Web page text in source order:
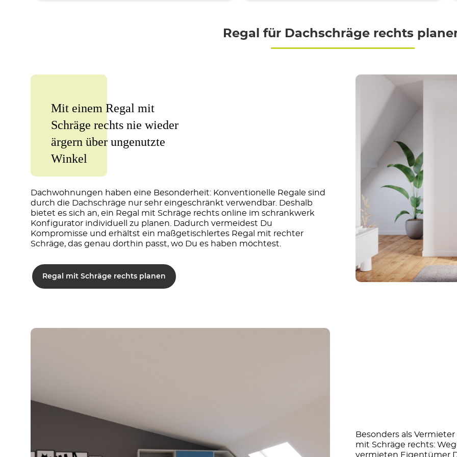
Regal für Dachschräge rechts
Mit einem Regal mit
Schräge rechts nie wieder
ärgern über ungenutzte
Winkel
Dachwohnungen haben eine Besonderheit: Konventionelle Regale sind
durch die Dachschräge nur sehr eingeschränkt verwendbar. Deshalb
bietet es sich an, ein Regal mit Schräge rechts online im schrankwerk
Konfigurator individuell zu planen. Dadurch vermeidest Du
Kompromisse und erhältst ein maßgetischlertes Regal mit rechter
Schräge, das genau dorthin passt, wo Du es haben möchtest.
Regal mit Schräge rechts planen
Besonders als
mit Schräge rechts:
vermieten Eigentümer